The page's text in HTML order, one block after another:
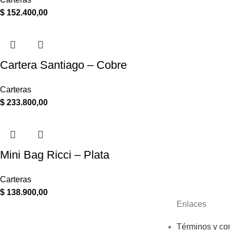
$ 152.400,00
Cartera Santiago – Cobre
Carteras
$ 233.800,00
Mini Bag Ricci – Plata
Carteras
$ 138.900,00
Enlaces
Términos y